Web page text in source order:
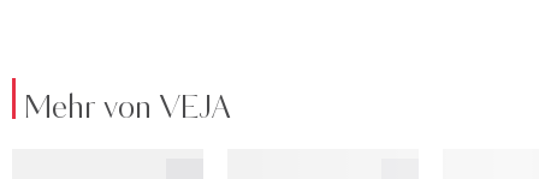
Mehr von VEJA